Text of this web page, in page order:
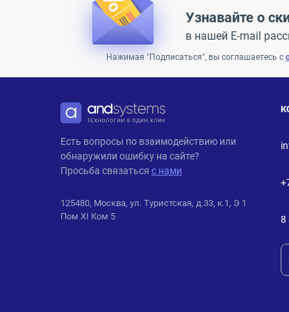
Узнавайте о
в нашей E-mail
Нажимая "Подписаться", вы соглашаетесь с
ANDPRO
Есть вопросы по взаимодействию или
обнаружили ошибку на сайте?
Просьба связаться с нами
125480, Москва, ул. Туристская, д.33, к.1, Э 1
Пом XI Ком 5
8